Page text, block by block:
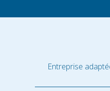
Entreprise